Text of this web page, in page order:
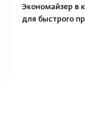
Экономайзер в
для быстрого